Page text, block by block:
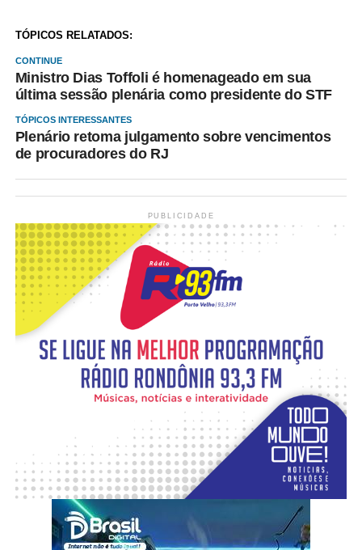
TÓPICOS RELATADOS:
CONTINUE
Ministro Dias Toffoli é homenageado em sua
última sessão plenária como presidente do STF
TÓPICOS INTERESSANTES
Plenário retoma julgamento sobre vencimentos
de procuradores do RJ
PUBLICIDADE